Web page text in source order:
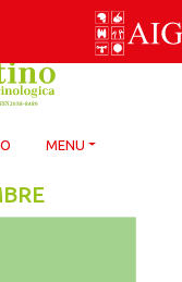
MENU